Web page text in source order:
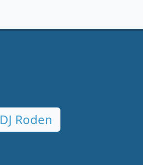
DJ Roden